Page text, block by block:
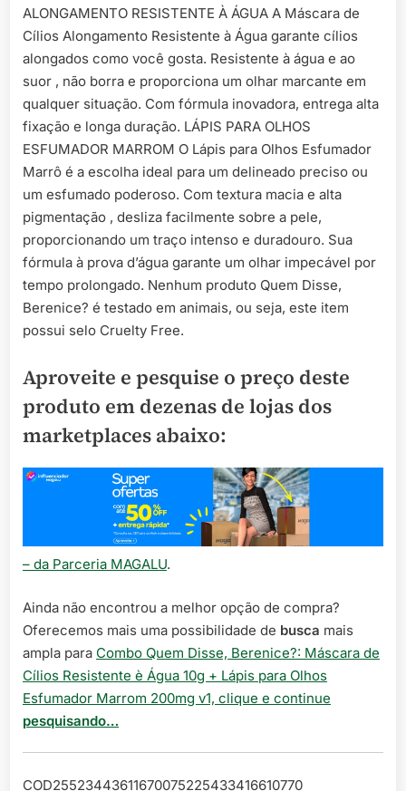
ALONGAMENTO RESISTENTE À ÁGUA A Máscara de
Cílios Alongamento Resistente à Água garante cílios
alongados como você gosta. Resistente à água e ao
suor , não borra e proporciona um olhar marcante em
qualquer situação. Com fórmula inovadora, entrega alta
fixação e longa duração. LÁPIS PARA OLHOS
ESFUMADOR MARROM O Lápis para Olhos Esfumador
Marrô é a escolha ideal para um delineado preciso ou
um esfumado poderoso. Com textura macia e alta
pigmentação , desliza facilmente sobre a pele,
proporcionando um traço intenso e duradouro. Sua
fórmula à prova d’água garante um olhar impecável por
tempo prolongado. Nenhum produto Quem Disse,
Berenice? é testado em animais, ou seja, este item
possui selo Cruelty Free.
Aproveite e pesquise o preço deste
produto em dezenas de lojas dos
marketplaces abaixo:
– da Parceria MAGALU.
Ainda não encontrou a melhor opção de compra?
Oferecemos mais uma possibilidade de busca mais
ampla para Combo Quem Disse, Berenice?: Máscara de
Cílios Resistente è Água 10g + Lápis para Olhos
Esfumador Marrom 200mg v1, clique e continue
pesquisando…
COD25523443611670075225433416610770